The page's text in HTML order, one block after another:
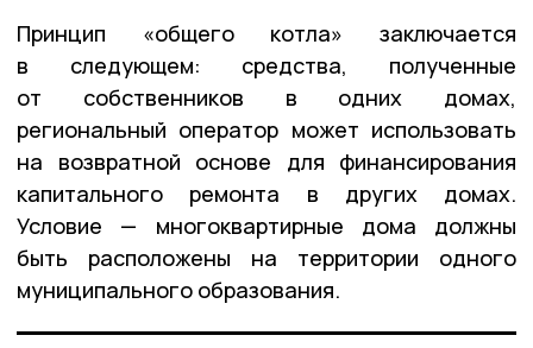
Принцип «общего котла» заключается
в следующем: средства, полученные
от собственников в одних домах,
региональный оператор может использовать
на возвратной основе для финансирования
капитального ремонта в других домах.
Условие — многоквартирные дома должны
быть расположены на территории одного
муниципального образования.